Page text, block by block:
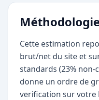
Cette estimation
brut/net du site et
standards (23% non-
donne un ordre de
verification sur votre